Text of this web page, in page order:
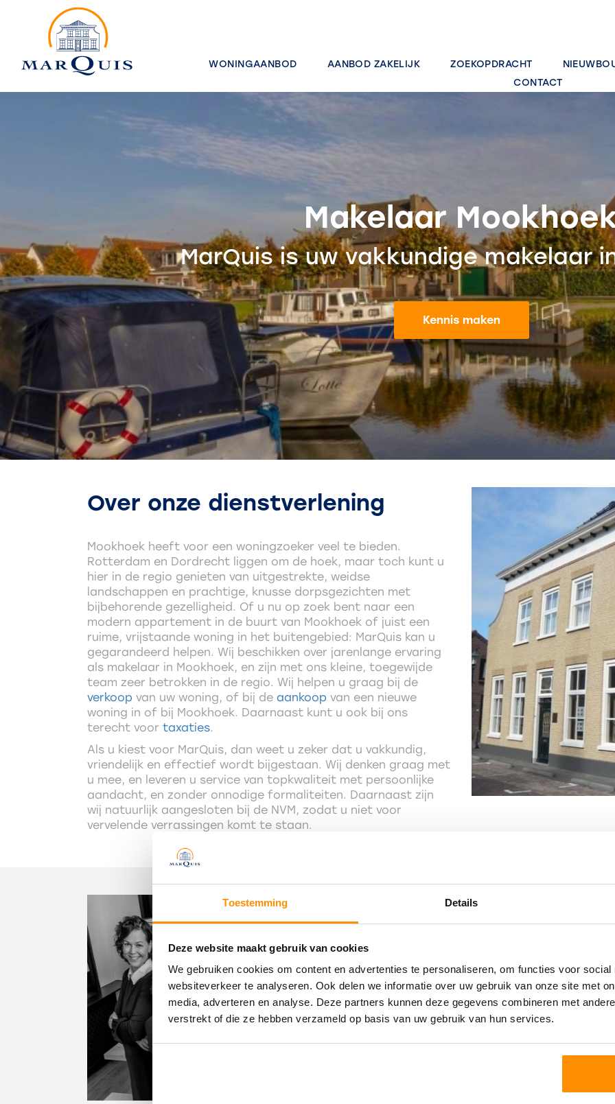
Toestemming Details
Deze website maakt gebruik van cookies
We gebruiken cookies om content en advertenties te personaliseren, om functies voor social
websiteverkeer te analyseren. Ook delen we informatie over uw gebruik van onze site met
media, adverteren en analyse. Deze partners kunnen deze gegevens combineren met
verstrekt of die ze hebben verzameld op basis van uw gebruik van hun services.
WONINGAANBOD AANBOD ZAKELIJK ZOEKOPDRACHT
CONTACT
Makelaar
MarQuis is uw vakkundige makelaar
Kennis maken
Over onze dienstverlening
Mookhoek heeft voor een woningzoeker veel te bieden.
Rotterdam en Dordrecht liggen om de hoek, maar toch kunt u
hier in de regio genieten van uitgestrekte, weidse
landschappen en prachtige, knusse dorpsgezichten met
bijbehorende gezelligheid. Of u nu op zoek bent naar een
modern appartement in de buurt van Mookhoek of juist een
ruime, vrijstaande woning in het buitengebied: MarQuis kan u
gegarandeerd helpen. Wij beschikken over jarenlange ervaring
als makelaar in Mookhoek, en zijn met ons kleine, toegewijde
team zeer betrokken in de regio. Wij helpen u graag bij de
verkoop van uw woning, of bij de aankoop van een nieuwe
woning in of bij Mookhoek. Daarnaast kunt u ook bij ons
terecht voor taxaties.
Als u kiest voor MarQuis, dan weet u zeker dat u vakkundig,
vriendelijk en effectief wordt bijgestaan. Wij denken graag met
u mee, en leveren u service van topkwaliteit met persoonlijke
aandacht, en zonder onnodige formaliteiten. Daarnaast zijn
wij natuurlijk aangesloten bij de NVM, zodat u niet voor
vervelende verrassingen komt te staan.
MarQuis
Het kopen of verkopen
eenvoudig, dus is goede
toegewijde teambent u
makelaar Mookhoek
woningwensen. U bent
eens bij ons langs te
over alles rondom het
Bent u geïnteresseerd
Hoeksche Waard, of
onderstaande knop of